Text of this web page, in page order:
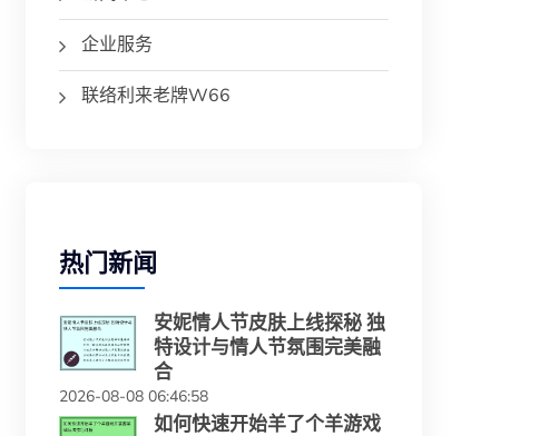
企业服务
联络利来老牌W66
热门新闻
安妮情人节皮肤上线探秘 独
特设计与情人节氛围完美融
合
2026-08-08 06:46:58
如何快速开始羊了个羊游戏